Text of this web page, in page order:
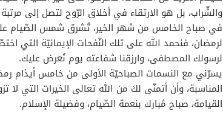
والشّراب، بل هو الارتقاء في أخلاق الرّوح لتصل إلى
في صباح الخامس من شهر الخير، تُشرق شمس الصّيام
لرمضان، فنحمد الله على تلك النّفحات الإيمانيّة التي
لرسولك المصطفى، وارزقنا شفاعته يوم نُعرض عليك.
يسرّني مع النسمات الصباحيّة الأولى من خامس أيذام
المناسبة، وأن أتمنّى لكَ من الله تعالى الخيرات التي لا
القيامة، صباح مُبارك بنعمة الصّيام، وفضيلة الإسلام.